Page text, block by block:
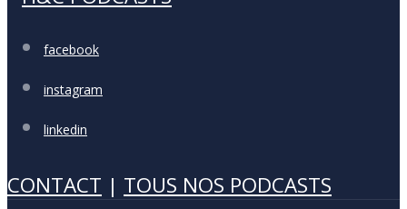
facebook
instagram
linkedin
CONTACT | TOUS NOS PODCASTS